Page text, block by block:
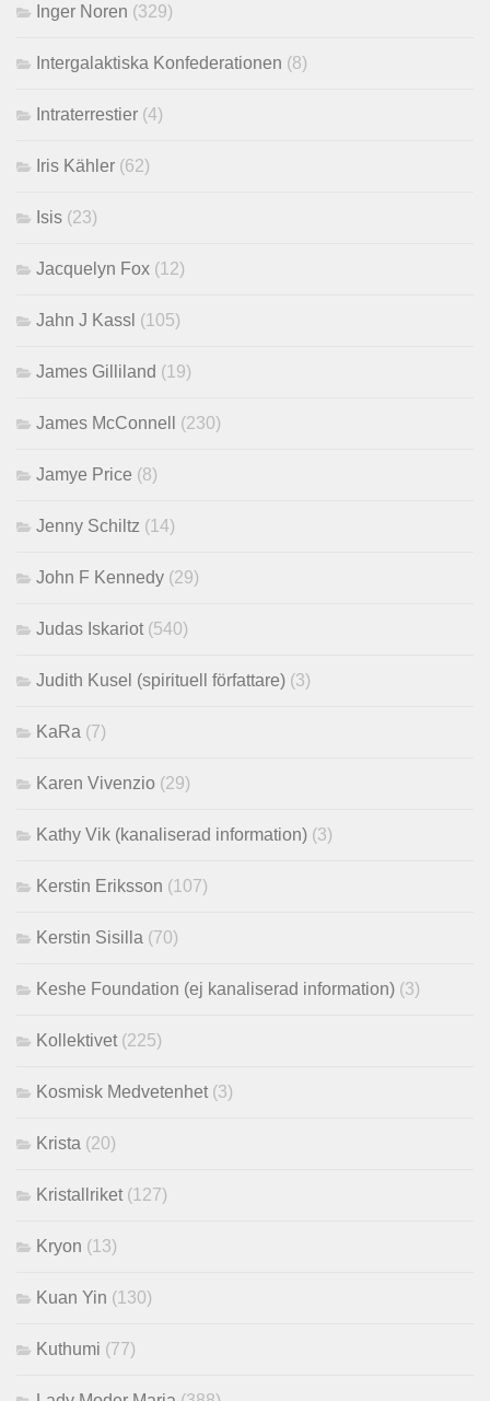
Inger Noren (329)
Intergalaktiska Konfederationen (8)
Intraterrestier (4)
Iris Kähler (62)
Isis (23)
Jacquelyn Fox (12)
Jahn J Kassl (105)
James Gilliland (19)
James McConnell (230)
Jamye Price (8)
Jenny Schiltz (14)
John F Kennedy (29)
Judas Iskariot (540)
Judith Kusel (spirituell författare) (3)
KaRa (7)
Karen Vivenzio (29)
Kathy Vik (kanaliserad information) (3)
Kerstin Eriksson (107)
Kerstin Sisilla (70)
Keshe Foundation (ej kanaliserad information) (3)
Kollektivet (225)
Kosmisk Medvetenhet (3)
Krista (20)
Kristallriket (127)
Kryon (13)
Kuan Yin (130)
Kuthumi (77)